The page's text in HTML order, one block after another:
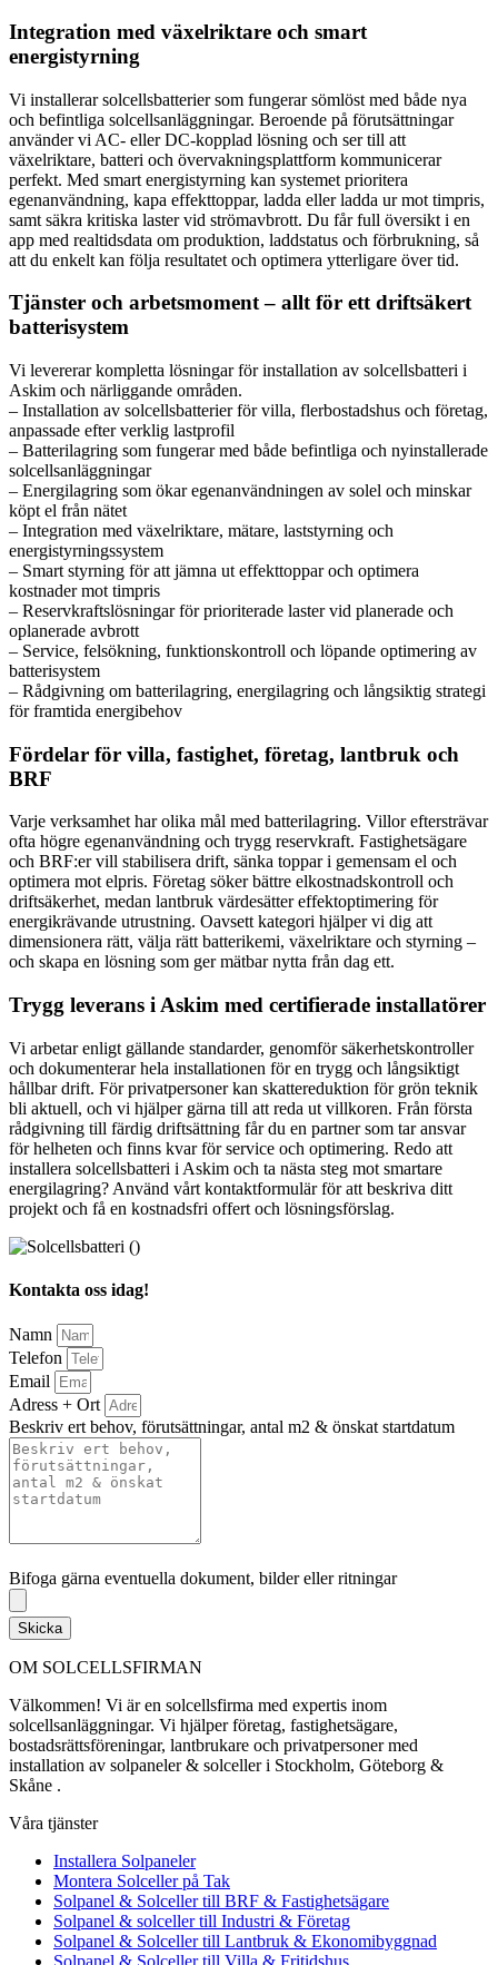
Integration med växelriktare och smart
energistyrning
Vi installerar solcellsbatterier som fungerar sömlöst med både nya
och befintliga solcellsanläggningar. Beroende på förutsättningar
använder vi AC- eller DC-kopplad lösning och ser till att
växelriktare, batteri och övervakningsplattform kommunicerar
perfekt. Med smart energistyrning kan systemet prioritera
egenanvändning, kapa effekttoppar, ladda eller ladda ur mot timpris,
samt säkra kritiska laster vid strömavbrott. Du får full översikt i en
app med realtidsdata om produktion, laddstatus och förbrukning, så
att du enkelt kan följa resultatet och optimera ytterligare över tid.
Tjänster och arbetsmoment – allt för ett driftsäkert
batterisystem
Vi levererar kompletta lösningar för installation av solcellsbatteri i
Askim och närliggande områden.
– Installation av solcellsbatterier för villa, flerbostadshus och företag,
anpassade efter verklig lastprofil
– Batterilagring som fungerar med både befintliga och nyinstallerade
solcellsanläggningar
– Energilagring som ökar egenanvändningen av solel och minskar
köpt el från nätet
– Integration med växelriktare, mätare, laststyrning och
energistyrningssystem
– Smart styrning för att jämna ut effekttoppar och optimera
kostnader mot timpris
– Reservkraftslösningar för prioriterade laster vid planerade och
oplanerade avbrott
– Service, felsökning, funktionskontroll och löpande optimering av
batterisystem
– Rådgivning om batterilagring, energilagring och långsiktig strategi
för framtida energibehov
Fördelar för villa, fastighet, företag, lantbruk och
BRF
Varje verksamhet har olika mål med batterilagring. Villor eftersträvar
ofta högre egenanvändning och trygg reservkraft. Fastighetsägare
och BRF:er vill stabilisera drift, sänka toppar i gemensam el och
optimera mot elpris. Företag söker bättre elkostnadskontroll och
driftsäkerhet, medan lantbruk värdesätter effektoptimering för
energikrävande utrustning. Oavsett kategori hjälper vi dig att
dimensionera rätt, välja rätt batterikemi, växelriktare och styrning –
och skapa en lösning som ger mätbar nytta från dag ett.
Trygg leverans i Askim med certifierade installatörer
Vi arbetar enligt gällande standarder, genomför säkerhetskontroller
och dokumenterar hela installationen för en trygg och långsiktigt
hållbar drift. För privatpersoner kan skattereduktion för grön teknik
bli aktuell, och vi hjälper gärna till att reda ut villkoren. Från första
rådgivning till färdig driftsättning får du en partner som tar ansvar
för helheten och finns kvar för service och optimering. Redo att
installera solcellsbatteri i Askim och ta nästa steg mot smartare
energilagring? Använd vårt kontaktformulär för att beskriva ditt
projekt och få en kostnadsfri offert och lösningsförslag.
Kontakta oss idag!
Namn
Telefon
Email
Adress + Ort
Beskriv ert behov, förutsättningar, antal m2 & önskat startdatum
Bifoga gärna eventuella dokument, bilder eller ritningar
Skicka
OM SOLCELLSFIRMAN
Välkommen! Vi är en solcellsfirma med expertis inom
solcellsanläggningar. Vi hjälper företag, fastighetsägare,
bostadsrättsföreningar, lantbrukare och privatpersoner med
installation av solpaneler & solceller i Stockholm, Göteborg &
Skåne .
Våra tjänster
Installera Solpaneler
Montera Solceller på Tak
Solpanel & Solceller till BRF & Fastighetsägare
Solpanel & solceller till Industri & Företag
Solpanel & Solceller till Lantbruk & Ekonomibyggnad